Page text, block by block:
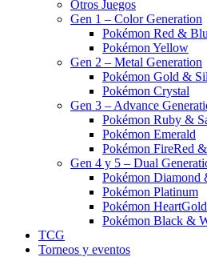
Otros Juegos
Gen 1 – Color Generation
Pokémon Red &
Pokémon Yellow
Gen 2 – Metal Generation
Pokémon Gold &
Pokémon Crystal
Gen 3 – Advance
Pokémon Ruby &
Pokémon Emerald
Pokémon FireRed
Gen 4 y 5 – Dual
Pokémon Diamond
Pokémon Platinum
Pokémon
Pokémon Black &
TCG
Torneos y eventos